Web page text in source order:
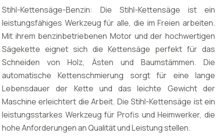
Stihl-Kettensäge-Benzin: Die Stihl-Kettensäge ist ein
leistungsfähiges Werkzeug für alle, die im Freien arbeiten.
Mit ihrem benzinbetriebenen Motor und der hochwertigen
Sägekette eignet sich die Kettensäge perfekt für das
Schneiden von Holz, Ästen und Baumstämmen. Die
automatische Kettenschmierung sorgt für eine lange
Lebensdauer der Kette und das leichte Gewicht der
Maschine erleichtert die Arbeit. Die Stihl-Kettensäge ist ein
leistungsstarkes Werkzeug für Profis und Heimwerker, die
hohe Anforderungen an Qualität und Leistung stellen.